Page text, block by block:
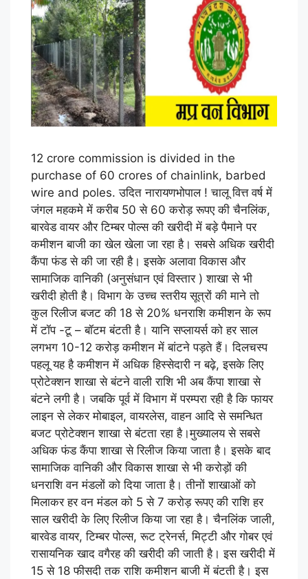
12 crore commission is divided in the
purchase of 60 crores of chainlink, barbed
wire and poles. उदित नारायणभोपाल ! चालू वित्त वर्ष में
जंगल महकमे में करीब 50 से 60 करोड़ रूपए की चैनलिंक,
बारवेड वायर और टिम्बर पोल्स की खरीदी में बड़े पैमाने पर
कमीशन बाजी का खेल खेला जा रहा है। सबसे अधिक खरीदी
कैंपा फंड से की जा रही है। इसके अलावा विकास और
सामाजिक वानिकी (अनुसंधान एवं विस्तार ) शाखा से भी
खरीदी होती है। विभाग के उच्च स्तरीय सूत्रों की माने तो
कुल रिलीज बजट की 18 से 20% धनराशि कमीशन के रूप
में टॉप -टू – बॉटम बंटती है। यानि सप्लायर्स को हर साल
लगभग 10-12 करोड़ कमीशन में बांटने पड़ते हैं। दिलचस्प
पहलू यह है कमीशन में अधिक हिस्सेदारी न बढ़े, इसके लिए
प्रोटेक्शन शाखा से बंटने वाली राशि भी अब कैंपा शाखा से
बंटने लगी है। जबकि पूर्व में विभाग में परम्परा रही है कि फायर
लाइन से लेकर मोबाइल, वायरलेस, वाहन आदि से समन्धित
बजट प्रोटेक्शन शाखा से बंटता रहा है।मुख्यालय से सबसे
अधिक फंड कैंपा शाखा से रिलीज किया जाता है। इसके बाद
सामाजिक वानिकी और विकास शाखा से भी करोड़ों की
धनराशि वन मंडलों को दिया जाता है। तीनों शाखाओं को
मिलाकर हर वन मंडल को 5 से 7 करोड़ रूपए की राशि हर
साल खरीदी के लिए रिलीज किया जा रहा है। चैनलिंक जाली,
बारवेड वायर, टिम्बर पोल्स, रूट ट्रेनर्स, मिट्टी और गोबर एवं
रासायनिक खाद वगैरह की खरीदी की जाती है। इस खरीदी में
15 से 18 फीसदी तक राशि कमीशन बाजी में बंटती है। इस